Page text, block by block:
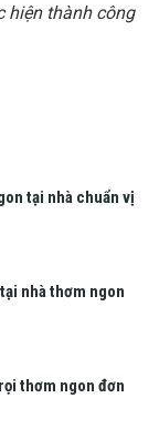
hiện thành công
tại nhà chuẩn vị
nhà thơm ngon
thơm ngon đơn